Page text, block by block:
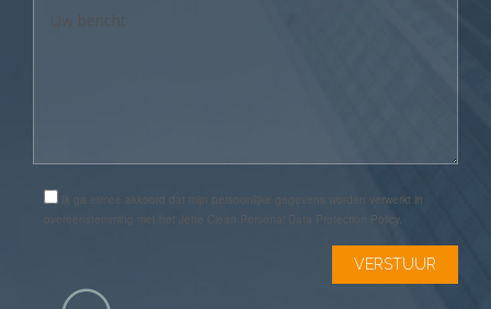
Ik ga ermee akkoord dat mijn persoonlijke gegevens worden verwerkt in
overeenstemming met het Jette Clean Personal Data Protection Policy.